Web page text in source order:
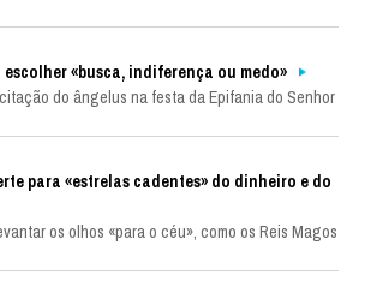
«busca, indiferença ou medo»
do ângelus na festa da Epifania do Senhor
para «estrelas cadentes» do dinheiro e do
os olhos «para o céu», como os Reis Magos